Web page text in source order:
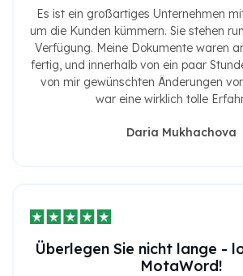
Es ist ein großartiges Unternehmen
um die Kunden kümmern. Sie stehen
Verfügung. Meine Dokumente waren
fertig, und innerhalb von ein paar
von mir gewünschten Änderungen
war eine wirklich tolle
Daria Mukhachova
Überlegen Sie nicht lange -
MotaWord!